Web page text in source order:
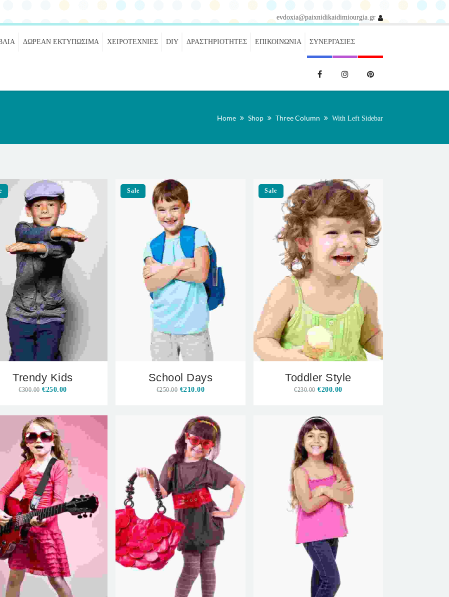
evdoxia@paixnidikaidimiourgia.gr
ΔΩΡΕΆΝ ΕΚΤΥΠΏΣΙΜΑ ΧΕΙΡΟΤΕΧΝΊΕΣ DIY ΔΡΑΣΤΗΡΙΌΤΗΤΕΣ ΕΠΙΚΟΙΝΩΝΊΑ ΣΥΝΕΡΓΑΣΊΕΣ
Home Shop Three Column With Left Sidebar
Trendy Kids
€300.00 €250.00
Sale
School Days
€250.00 €210.00
Sale
Toddler Style
€230.00 €200.00